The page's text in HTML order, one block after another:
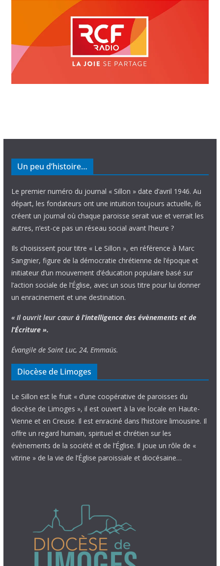
Un peu d’histoire…
Le premier numéro du journal « Sillon » date d’avril 1946. Au
départ, les fondateurs ont une intuition toujours actuelle, ils
créent un journal où chaque paroisse serait vue et verrait les
autres, n’est-ce pas un réseau social avant l’heure ?
Ils choisissent pour titre « Le Sillon », en référence à Marc
Sangnier, figure de la démocratie chrétienne de l’époque et
initiateur d’un mouvement d’éducation populaire basé sur
l’action sociale de l’Église, avec un sous titre pour lui donner
un enracinement et une destination.
« Il ouvrit leur cœur à l’intelligence des évènements et de
l’Écriture ».
Évangile de Saint Luc, 24, Emmaüs.
Diocèse de Limoges
Le Sillon est le fruit « d’une coopérative de paroisses du
diocèse de Limoges », il est ouvert à la vie locale en Haute-
Vienne et en Creuse. Il est enraciné dans l’histoire limousine. Il
offre un regard humain, spirituel et chrétien sur les
évènements de la société et de l’Église. Il joue un rôle de «
vitrine » de la vie de l’Église paroissiale et diocésaine…